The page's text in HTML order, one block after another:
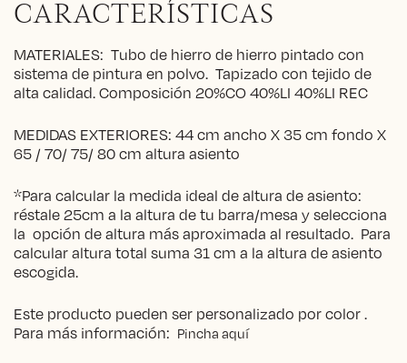
CARACTERÍSTICAS
MATERIALES: Tubo de hierro de hierro pintado con
sistema de pintura en polvo. Tapizado con tejido de
alta calidad. Composición 20%CO 40%LI 40%LI REC
MEDIDAS EXTERIORES: 44 cm ancho X 35 cm fondo X
65 / 70/ 75/ 80 cm altura asiento
*Para calcular la medida ideal de altura de asiento:
réstale 25cm a la altura de tu barra/mesa y selecciona
la opción de altura más aproximada al resultado. Para
calcular altura total suma 31 cm a la altura de asiento
escogida.
Este producto pueden ser personalizado por color .
Para más información: Pincha aquí